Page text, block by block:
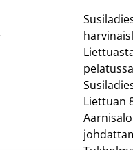
Liettuan